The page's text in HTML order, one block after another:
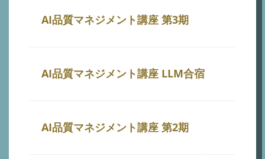
AI品質マネジメント講座 第3期
AI品質マネジメント講座 LLM合宿
AI品質マネジメント講座 第2期